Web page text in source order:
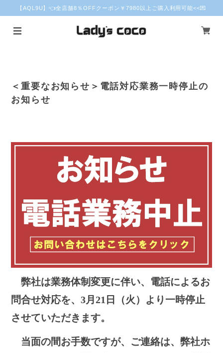
【AQL9U】👈全店舗8％OFFクーポン￥7980以上ご購入利用可能<<💌
＜重要なお知らせ＞電話対応業務一時停止の
お知らせ
弊社は業務体制変更に伴い、電話によるお
問合せ対応を、3月21日（火）より一時停止
させていただきます。
当面の間お手数ですが、ご連絡は、弊社ホ